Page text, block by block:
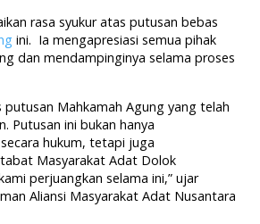
rasa syukur atas putusan bebas
ini. Ia mengapresiasi semua pihak
dan mendampinginya selama proses
putusan Mahkamah Agung yang telah
Putusan ini bukan hanya
hukum, tetapi juga
Masyarakat Adat Dolok
perjuangkan selama ini,” ujar
Aliansi Masyarakat Adat Nusantara